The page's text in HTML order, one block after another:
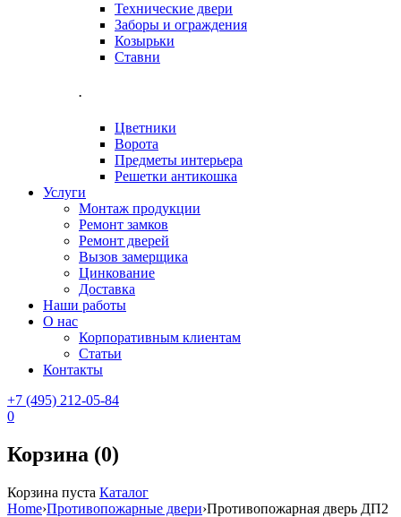
Технические двери
Заборы и ограждения
Козырьки
Ставни
.
Цветники
Ворота
Предметы интерьера
Решетки антикошка
Услуги
Монтаж продукции
Ремонт замков
Ремонт дверей
Вызов замерщика
Цинкование
Доставка
Наши работы
О нас
Корпоративным клиентам
Статьи
Контакты
+7 (495) 212-05-84
0
Корзина (0)
Корзина пуста Каталог
Home›Противопожарные двери›Противопожарная дверь ДП2